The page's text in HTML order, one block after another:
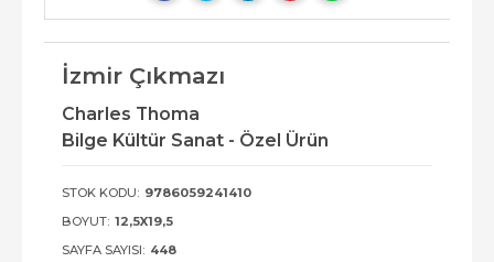
İzmir Çıkmazı
Charles Thoma
Bilge Kültür Sanat - Özel Ürün
STOK KODU: 9786059241410
BOYUT: 12,5X19,5
SAYFA SAYISI: 448